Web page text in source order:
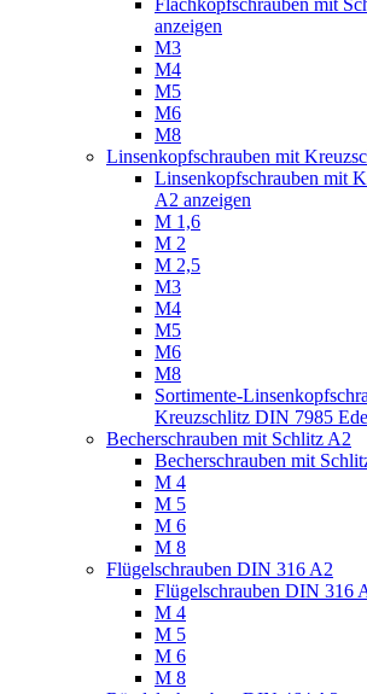
anzeigen
M3
M4
M5
M6
M8
Linsenkopfschrauben mit
Linsenkopfschrauben mit
A2 anzeigen
M 1,6
M 2
M 2,5
M3
M4
M5
M6
M8
Sortimente-
Kreuzschlitz DIN 7985
Becherschrauben mit Schlitz A2
Becherschrauben mit
M 4
M 5
M 6
M 8
Flügelschrauben DIN 316 A2
Flügelschrauben DIN 316
M 4
M 5
M 6
M 8